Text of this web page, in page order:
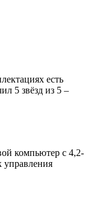
есть
5 звёзд из 5 –
компьютер с 4,2-
управления